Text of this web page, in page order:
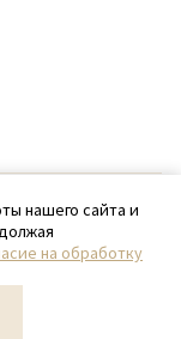
нашего сайта и
на обработку